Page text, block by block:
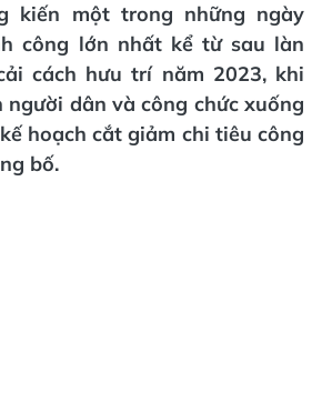
kiến một trong những ngày
công lớn nhất kể từ sau làn
cách hưu trí năm 2023, khi
dân và công chức xuống
hoạch cắt giảm chi tiêu công
bố.